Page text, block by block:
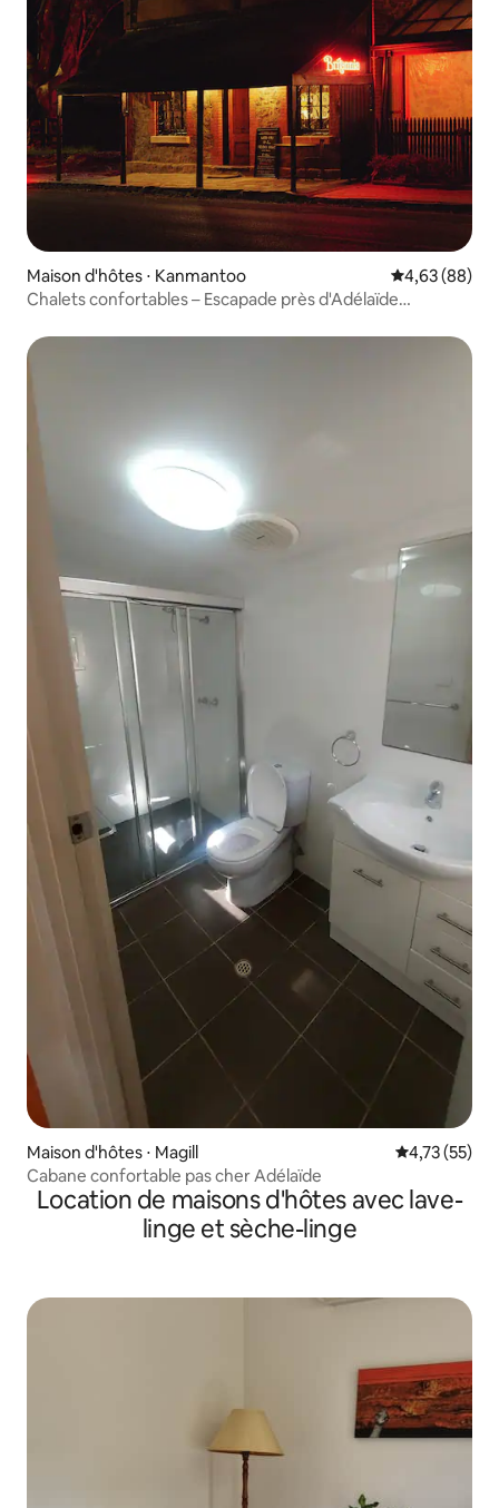
Maison d'hôtes ⋅ Kanmantoo Évaluation
4,63 (88)
Chalets confortables – Escapade près d'Adélaïde
Maison d'hôtes ⋅ Magill Évaluation
4,73 (55)
Cabane confortable pas cher Adélaïde
Location de maisons d'hôtes avec lave-
linge et sèche-linge